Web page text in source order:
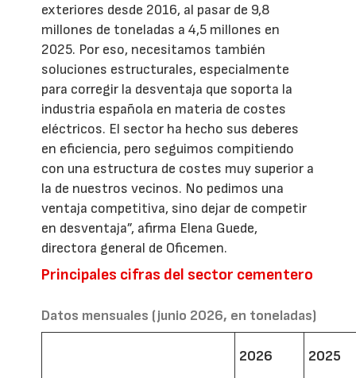
exteriores desde 2016, al pasar de 9,8
millones de toneladas a 4,5 millones en
2025. Por eso, necesitamos también
soluciones estructurales, especialmente
para corregir la desventaja que soporta la
industria española en materia de costes
eléctricos. El sector ha hecho sus deberes
en eficiencia, pero seguimos compitiendo
con una estructura de costes muy superior a
la de nuestros vecinos. No pedimos una
ventaja competitiva, sino dejar de competir
en desventaja”, afirma Elena Guede,
directora general de Oficemen.
Principales cifras del sector cementero
Datos mensuales (junio 2026, en toneladas)
2026 2025